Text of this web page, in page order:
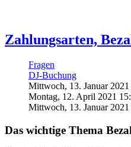
Zahlungsarten,
Fragen
DJ-Buchung
Mittwoch, 13. Januar
Montag, 12. April 2021
Mittwoch, 13. Januar
Das wichtige Thema